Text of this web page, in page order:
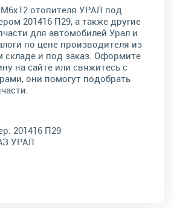
отопителя УРАЛ под
201416 П29, а также другие
для автомобилей Урал и
по цене производителя из
складе и под заказ. Оформите
на сайте или свяжитесь с
они помогут подобрать
201416 П29
УРАЛ